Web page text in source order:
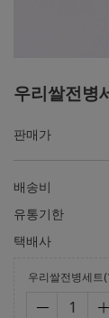
우리쌀전병
판매가
배송비
유통기한
택배사
우리쌀전병세트